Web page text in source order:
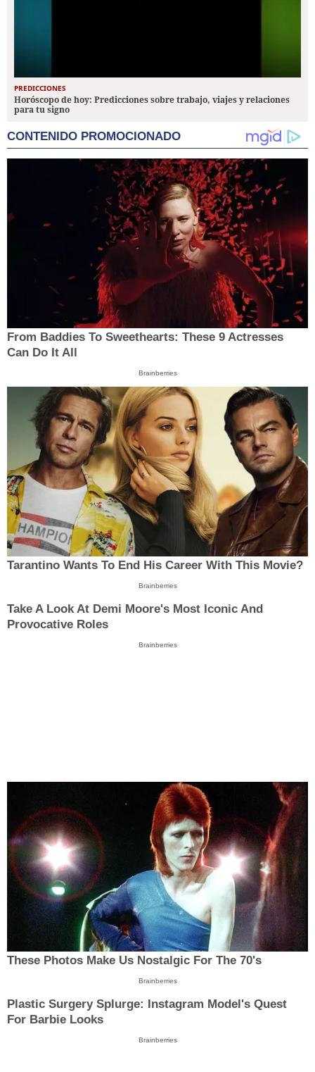
PREDICCIONES
Horóscopo de hoy: Predicciones sobre trabajo, viajes y relaciones
para tu signo
CONTENIDO PROMOCIONADO
From Baddies To Sweethearts: These 9 Actresses
Can Do It All
Brainberries
Tarantino Wants To End His Career With This Movie?
Brainberries
Take A Look At Demi Moore's Most Iconic And
Provocative Roles
Brainberries
These Photos Make Us Nostalgic For The 70's
Brainberries
Plastic Surgery Splurge: Instagram Model's Quest
For Barbie Looks
Brainberries